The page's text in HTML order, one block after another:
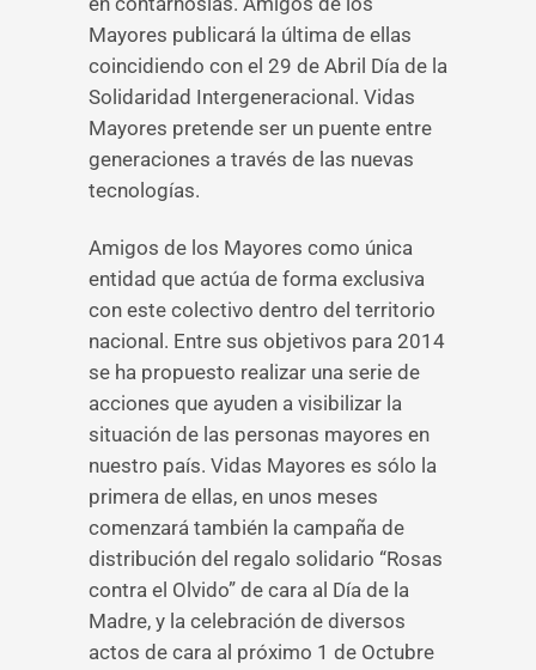
Mayores publicará la última de ellas
coincidiendo con el 29 de Abril Día de la
Solidaridad Intergeneracional. Vidas
Mayores pretende ser un puente entre
generaciones a través de las nuevas
tecnologías.
Amigos de los Mayores como única
entidad que actúa de forma exclusiva
con este colectivo dentro del territorio
nacional. Entre sus objetivos para 2014
se ha propuesto realizar una serie de
acciones que ayuden a visibilizar la
situación de las personas mayores en
nuestro país. Vidas Mayores es sólo la
primera de ellas, en unos meses
comenzará también la campaña de
distribución del regalo solidario “Rosas
contra el Olvido” de cara al Día de la
Madre, y la celebración de diversos
actos de cara al próximo 1 de Octubre